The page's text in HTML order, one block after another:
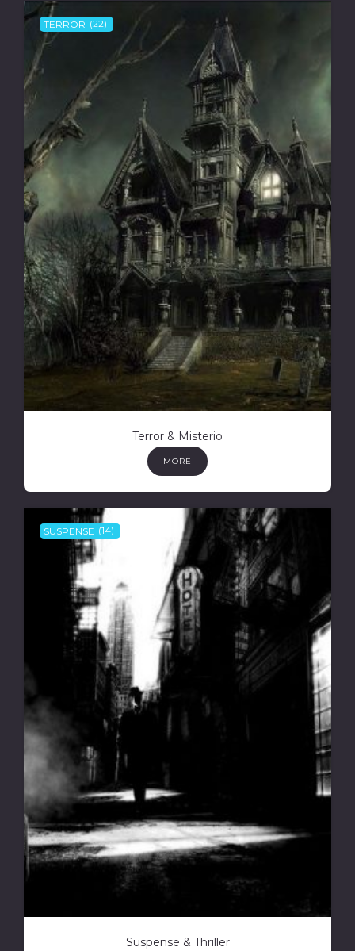
TERROR (22)
Terror & Misterio
MORE
SUSPENSE (14)
Suspense & Thriller